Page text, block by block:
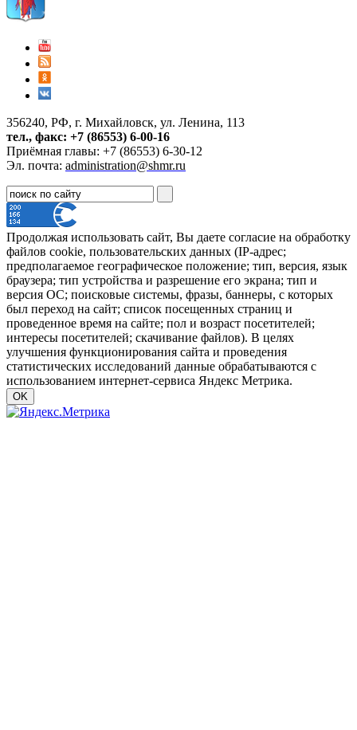
356240, РФ, г. Михайловск, ул. Ленина, 113
тел., факс: +7 (86553) 6-00-16
Приёмная главы: +7 (86553) 6-30-12
Эл. почта: administration@shmr.ru
Продолжая использовать сайт, Вы даете согласие на обработку
файлов cookie, пользовательских данных (IP-адрес;
предполагаемое географическое положение; тип, версия, язык
браузера; тип устройства и разрешение его экрана; тип и
версия ОС; поисковые системы, фразы, баннеры, с которых
был переход на сайт; список посещенных страниц и
проведенное время на сайте; пол и возраст посетителей;
интересы посетителей; скачивание файлов). В целях
улучшения функционирования сайта и проведения
статистических исследований данные обрабатываются с
использованием интернет-сервиса Яндекс Метрика.
OK